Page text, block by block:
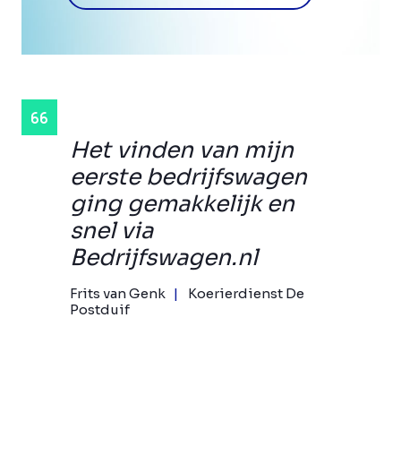
Het vinden van mijn
eerste bedrijfswagen
ging gemakkelijk en
snel via
Bedrijfswagen.nl
Frits van Genk
Koerierdienst De
Postduif